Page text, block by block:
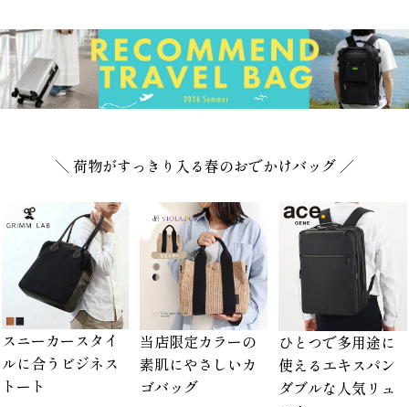
＼ 荷物がすっきり入る春のおでかけバッグ ／
スニーカースタイ
ルに合うビジネス
トート
当店限定カラーの
素肌にやさしいカ
ゴバッグ
ひとつで多用途に
使えるエキスパン
ダブルな人気リュ